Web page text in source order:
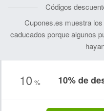
Códigos
Cupones.es muestra
caducados porque algunos
10 % 10% de